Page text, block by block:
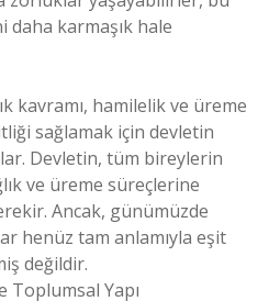
karmaşık hale
kavramı, hamilelik ve üreme
sağlamak için devletin
Devletin, tüm bireylerin
ve üreme süreçlerine
Ancak, günümüzde
henüz tam anlamıyla eşit
değildir.
Toplumsal Yapı